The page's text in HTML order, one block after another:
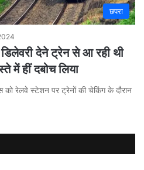
छपरा
देने ट्रेन से आ रही थी
में हीं दबोच लिया
को रेलवे स्टेशन पर ट्रेनों की चेकिंग के दौरान